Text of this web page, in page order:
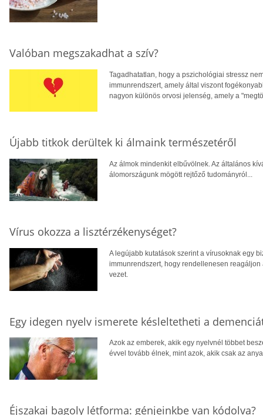
Valóban megszakadhat a szív?
Tagadhatatlan, hogy a pszichológiai stressz
immunrendszert, amely által viszont
nagyon különös orvosi jelenség, amely a
Újabb titkok derültek ki álmaink természetéről
Az álmok mindenkit elbűvölnek. Az általános
álomországunk mögött rejtőző tudományról...
Vírus okozza a lisztérzékenységet?
A legújabb kutatások szerint a vírusoknak egy
immunrendszert, hogy rendellenesen
vezet.
Egy idegen nyelv ismerete késleltetheti a
Azok az emberek, akik egy nyelvnél többet
évvel tovább élnek, mint azok, akik csak az
Éjszakai bagoly létforma: génjeinkbe van kódolva?